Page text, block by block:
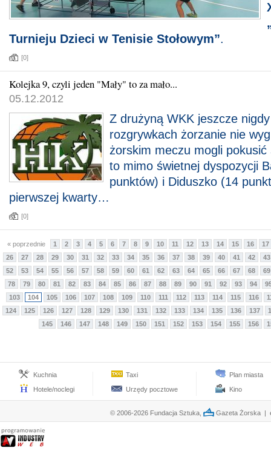
Turnieju Dzieci w Tenisie Stołowym”.
[0]
Kolejka 9, czyli jeden "Mały" to za mało...
05.12.2012
Z drużyną WKK jeszcze
rozgrywkach żorzanie nie
żorskim meczu mogli
to mimo świetnej dyspozycji
punktów) i Diduszko (14
pierwszej kwarty…
[0]
« poprzednie 1 2 3 4 5 6 7 8 9 10 11 12 13 14 15 16
17
26
27 28 29 30 31 32 33 34 35 36 37 38 39 40 41 42
43
52
53 54 55 56 57 58 59 60 61 62 63 64 65 66 67 68
69
78
79 80 81 82 83 84 85 86 87 88 89 90 91 92 93 94
103
104 105 106 107 108 109 110 111 112 113 114 115 116
124
125 126 127 128 129 130 131 132 133 134 135 136 137
145
146 147 148 149 150 151 152 153 154 155 156
Kuchnia
Hotele/noclegi
Taxi
Urzędy pocztowe
Plan miasta
Kino
© 2006-2026 Fundacja Sztuka, Gazeta Żorska |